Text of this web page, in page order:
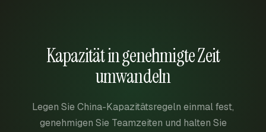
Kapazität in genehmigte Zeit
umwandeln
Legen Sie China-Kapazitätsregeln einmal fest,
genehmigen Sie Teamzeiten und halten Sie